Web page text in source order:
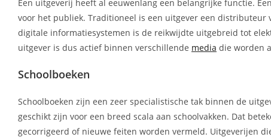
Een uitgeverij heeft al eeuwenlang een belangrijke functie.
voor het publiek. Traditioneel is een uitgever een
digitale informatiesystemen is de reikwijdte uitgebreid tot
uitgever is dus actief binnen verschillende media die worden
Schoolboeken
Schoolboeken zijn een zeer specialistische tak binnen de
geschikt zijn voor een breed scala aan schoolvakken. Dat
gecorrigeerd of nieuwe feiten worden vermeld. Uitgeverijen